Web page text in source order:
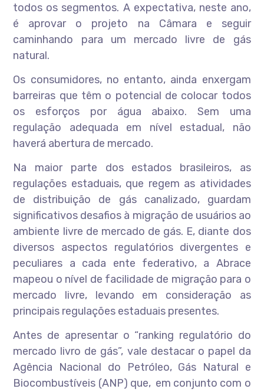
todos os segmentos. A expectativa, neste ano,
é aprovar o projeto na Câmara e seguir
caminhando para um mercado livre de gás
natural.
Os consumidores, no entanto, ainda enxergam
barreiras que têm o potencial de colocar todos
os esforços por água abaixo. Sem uma
regulação adequada em nível estadual, não
haverá abertura de mercado.
Na maior parte dos estados brasileiros, as
regulações estaduais, que regem as atividades
de distribuição de gás canalizado, guardam
significativos desafios à migração de usuários ao
ambiente livre de mercado de gás. E, diante dos
diversos aspectos regulatórios divergentes e
peculiares a cada ente federativo, a Abrace
mapeou o nível de facilidade de migração para o
mercado livre, levando em consideração as
principais regulações estaduais presentes.
Antes de apresentar o “ranking regulatório do
mercado livro de gás”, vale destacar o papel da
Agência Nacional do Petróleo, Gás Natural e
Biocombustíveis (ANP) que, em conjunto com o